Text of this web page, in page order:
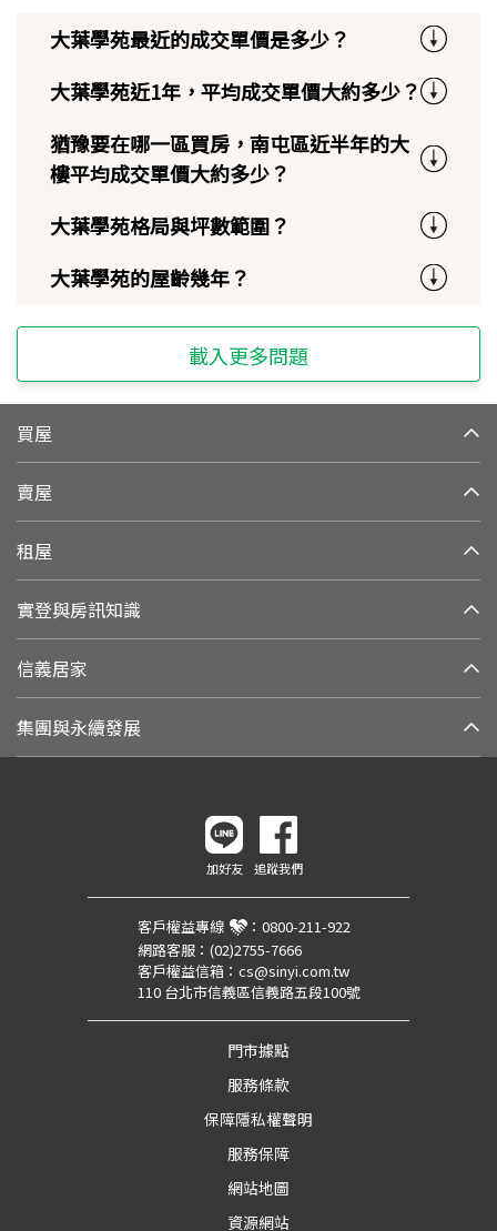
大葉學苑最近的成交單價是多少？
大葉學苑近1年，平均成交單價大約多少？
猶豫要在哪一區買房，南屯區近半年的大
樓平均成交單價大約多少？
大葉學苑格局與坪數範圍？
大葉學苑的屋齡幾年？
載入更多問題
買屋
賣屋
租屋
實登與房訊知識
信義居家
集團與永續發展
加好友 追蹤我們
客戶權益專線 ： 0800-211-922
網路客服： (02)2755-7666
客戶權益信箱： cs@sinyi.com.tw
110 台北市信義區信義路五段100號
門市據點
服務條款
保障隱私權聲明
服務保障
網站地圖
資源網站